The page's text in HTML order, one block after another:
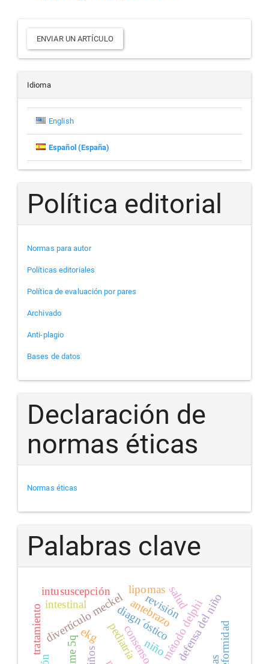
Enviar
un
artículo
ENVIAR UN ARTÍCULO
Idioma
English
Español (España)
Política editorial
Normas para autor
Políticas editoriales
Política de evaluación por pares
Archivado
Anti-plagio
Bases de datos
Declaración de
normas éticas
Normas éticas
Palabras clave
método delphi
consenso
ekg
niños
diagn´óstico
ame 5q
divertículo meckel
intususcepción
intestinal
pediatría defensa del niñodeformidad
antebrazo
niño
lipomas
tratamiento revisión
salud